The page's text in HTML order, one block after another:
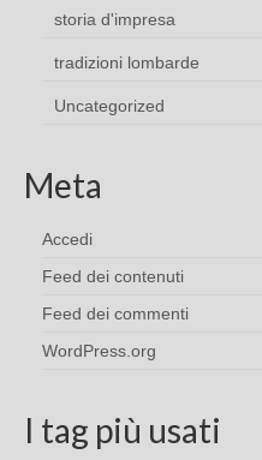
storia d'impresa
tradizioni lombarde
Uncategorized
Meta
Accedi
Feed dei contenuti
Feed dei commenti
WordPress.org
I tag più usati